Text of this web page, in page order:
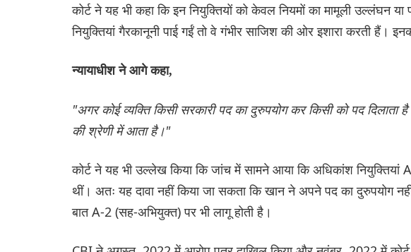
कोर्ट ने यह भी कहा कि इन नियुक्तियों को केवल नियमों का मामूली उल्लंघन
नियुक्तियां गैरकानूनी पाई गईं तो वे गंभीर साजिश की ओर इशारा करती
न्यायाधीश ने आगे कहा,
"अगर कोई व्यक्ति किसी सरकारी पद का दुरुपयोग कर किसी को पद दिलाता है
की श्रेणी में आता है।"
कोर्ट ने यह भी उल्लेख किया कि जांच में सामने आया कि अधिकांश नियुक्तियां
थीं। अतः यह दावा नहीं किया जा सकता कि खान ने अपने पद का दुरुपयोग नहीं
बात A-2 (सह-अभियुक्त) पर भी लागू होती है।